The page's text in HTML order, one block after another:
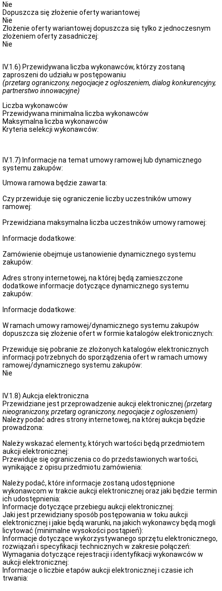
Nie
Dopuszcza się złożenie oferty wariantowej
Nie
Złożenie oferty wariantowej dopuszcza się tylko z jednoczesnym
złożeniem oferty zasadniczej:
Nie
IV.1.6) Przewidywana liczba wykonawców, którzy zostaną
zaproszeni do udziału w postępowaniu
(przetarg ograniczony, negocjacje z ogłoszeniem, dialog konkurencyjny,
partnerstwo innowacyjne)
Liczba wykonawców
Przewidywana minimalna liczba wykonawców
Maksymalna liczba wykonawców
Kryteria selekcji wykonawców:
IV.1.7) Informacje na temat umowy ramowej lub dynamicznego
systemu zakupów:
Umowa ramowa będzie zawarta:
Czy przewiduje się ograniczenie liczby uczestników umowy
ramowej:
Przewidziana maksymalna liczba uczestników umowy ramowej:
Informacje dodatkowe:
Zamówienie obejmuje ustanowienie dynamicznego systemu
zakupów:
Adres strony internetowej, na której będą zamieszczone
dodatkowe informacje dotyczące dynamicznego systemu
zakupów:
Informacje dodatkowe:
W ramach umowy ramowej/dynamicznego systemu zakupów
dopuszcza się złożenie ofert w formie katalogów elektronicznych:
Przewiduje się pobranie ze złożonych katalogów elektronicznych
informacji potrzebnych do sporządzenia ofert w ramach umowy
ramowej/dynamicznego systemu zakupów:
Nie
IV.1.8) Aukcja elektroniczna
Przewidziane jest przeprowadzenie aukcji elektronicznej (przetarg
nieograniczony, przetarg ograniczony, negocjacje z ogłoszeniem)
Należy podać adres strony internetowej, na której aukcja będzie
prowadzona:
Należy wskazać elementy, których wartości będą przedmiotem
aukcji elektronicznej:
Przewiduje się ograniczenia co do przedstawionych wartości,
wynikające z opisu przedmiotu zamówienia:
Należy podać, które informacje zostaną udostępnione
wykonawcom w trakcie aukcji elektronicznej oraz jaki będzie termin
ich udostępnienia:
Informacje dotyczące przebiegu aukcji elektronicznej:
Jaki jest przewidziany sposób postępowania w toku aukcji
elektronicznej i jakie będą warunki, na jakich wykonawcy będą mogli
licytować (minimalne wysokości postąpień):
Informacje dotyczące wykorzystywanego sprzętu elektronicznego,
rozwiązań i specyfikacji technicznych w zakresie połączeń:
Wymagania dotyczące rejestracji i identyfikacji wykonawców w
aukcji elektronicznej:
Informacje o liczbie etapów aukcji elektronicznej i czasie ich
trwania: